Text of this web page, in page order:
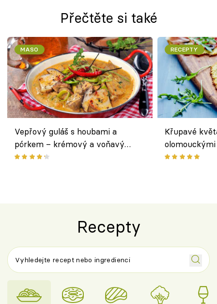
Přečtěte si také
MASO
Vepřový guláš s houbami a
pórkem – krémový a voňavý
pokrm z jednoho hrnce
RECEPTY
Křupavé
bezlepkový
Recepty